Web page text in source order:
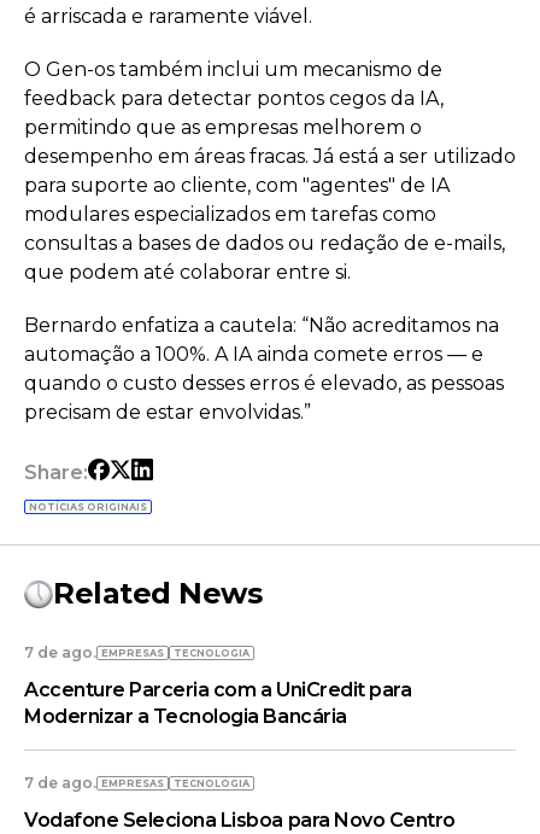
é arriscada e raramente viável.
O Gen-os também inclui um mecanismo de
feedback para detectar pontos cegos da IA,
permitindo que as empresas melhorem o
desempenho em áreas fracas. Já está a ser utilizado
para suporte ao cliente, com "agentes" de IA
modulares especializados em tarefas como
consultas a bases de dados ou redação de e-mails,
que podem até colaborar entre si.
Bernardo enfatiza a cautela: “Não acreditamos na
automação a 100%. A IA ainda comete erros — e
quando o custo desses erros é elevado, as pessoas
precisam de estar envolvidas.”
Share:
NOTÍCIAS ORIGINAIS
Related News
7 de ago. EMPRESAS TECNOLOGIA
Accenture Parceria com a UniCredit para
Modernizar a Tecnologia Bancária
7 de ago. EMPRESAS TECNOLOGIA
Vodafone Seleciona Lisboa para Novo Centro